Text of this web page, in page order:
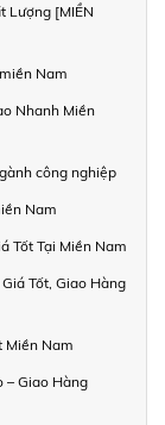
Lượng [MIỀN
Nam
Nhanh Miền
công nghiệp
Nam
Tốt Tại Miền Nam
Tốt, Giao Hàng
Miền Nam
– Giao Hàng